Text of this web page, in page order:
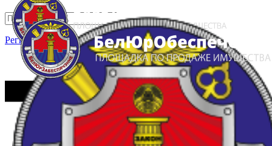
Регистрация Вход